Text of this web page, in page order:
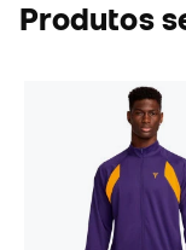
Produtos